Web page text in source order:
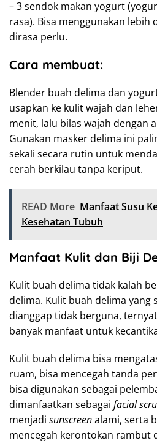
– 3 sendok makan yogurt
rasa). Bisa menggunakan lebih
dirasa perlu.
Cara membuat:
Blender buah delima dan
usapkan ke kulit wajah dan
menit, lalu bilas wajah dengan
Gunakan masker delima ini
sekali secara rutin untuk
cerah berkilau tanpa keriput.
READ More Manfaat Susu
Kesehatan Tubuh
Manfaat Kulit dan Biji
Kulit buah delima tidak kalah
delima. Kulit buah delima yang
dianggap tidak berguna,
banyak manfaat untuk
Kulit buah delima bisa
ruam, bisa mencegah tanda
bisa digunakan sebagai
dimanfaatkan sebagai facial
menjadi sunscreenalami, serta
mencegah kerontokan rambut